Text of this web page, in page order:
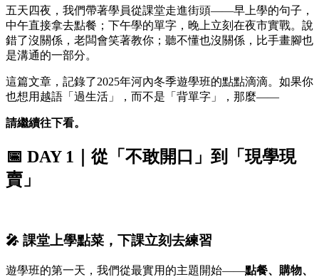
五天四夜，我們帶著學員從課堂走進街頭——早上學的句子，
中午直接拿去點餐；下午學的單字，晚上立刻在夜市實戰。說
錯了沒關係，老闆會笑著教你；聽不懂也沒關係，比手畫腳也
是溝通的一部分。
這篇文章，記錄了2025年河內冬季遊學班的點點滴滴。如果你
也想用越語「過生活」，而不是「背單字」，那麼——
請繼續往下看。
📅 DAY 1｜從「不敢開口」到「現學現
賣」
🎤 課堂上學點菜，下課立刻去練習
遊學班的第一天，我們從最實用的主題開始——點餐、購物、